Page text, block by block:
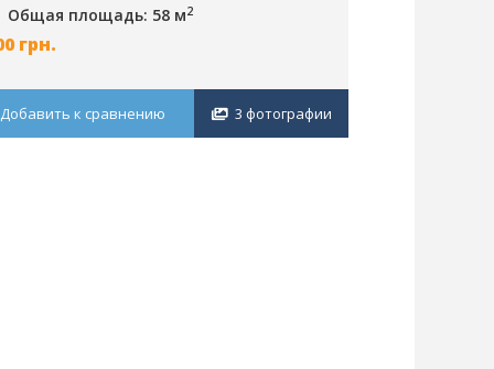
Общая площадь: 58 м2
грн.
Добавить к сравнению 3 фотографии